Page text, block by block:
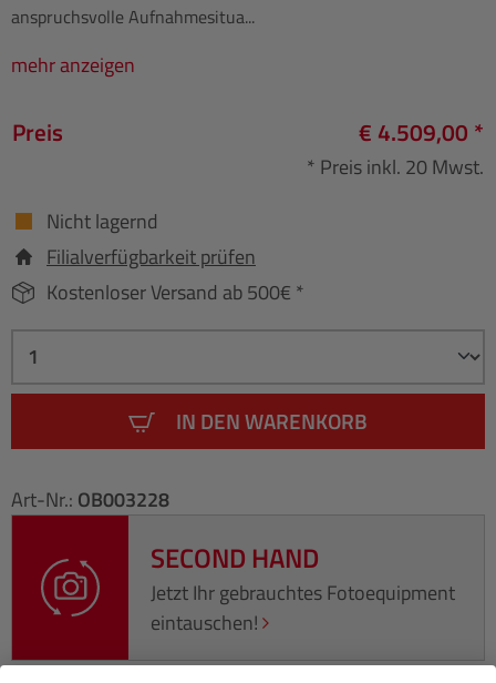
anspruchsvolle Aufnahmesitua...
mehr anzeigen
Preis € 4.509,00 *
* Preis inkl. 20 Mwst.
Nicht lagernd
Filialverfügbarkeit prüfen
Kostenloser Versand ab 500€ *
IN DEN WARENKORB
Art-Nr.: OB003228
SECOND HAND
Jetzt Ihr gebrauchtes Fotoequipment
eintauschen!